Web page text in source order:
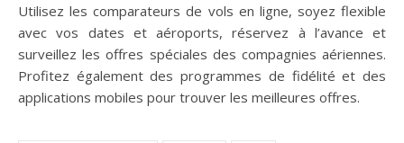
Utilisez les comparateurs de vols en ligne, soyez flexible
avec vos dates et aéroports, réservez à l’avance et
surveillez les offres spéciales des compagnies aériennes.
Profitez également des programmes de fidélité et des
applications mobiles pour trouver les meilleures offres.